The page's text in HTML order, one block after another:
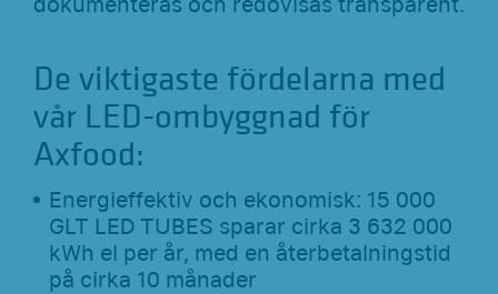
De viktigaste fördelarna med
vår LED-ombyggnad för
Axfood:
Energieffektiv och ekonomisk: 15 000
GLT LED TUBES sparar cirka 3 632 000
kWh el per år, med en återbetalningstid
på cirka 10 månader